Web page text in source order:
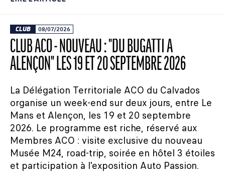
CLUB 08/07/2026
CLUB ACO - NOUVEAU : "DU BUGATTI À
ALENÇON" LES 19 ET 20 SEPTEMBRE 2026
La Délégation Territoriale ACO du Calvados
organise un week-end sur deux jours, entre Le
Mans et Alençon, les 19 et 20 septembre
2026. Le programme est riche, réservé aux
Membres ACO : visite exclusive du nouveau
Musée M24, road-trip, soirée en hôtel 3 étoiles
et participation à l'exposition Auto Passion.